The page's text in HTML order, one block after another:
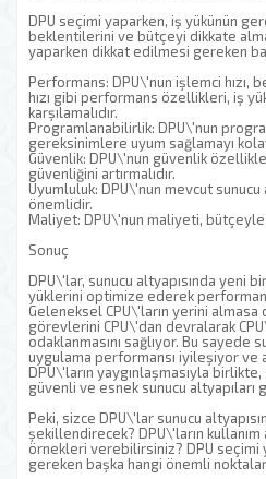
DPU seçimi yaparken, iş yükünün
beklentilerini ve bütçeyi dikkate
yaparken dikkat edilmesi gereken
Performans: DPU\'nun işlemci hızı,
hızı gibi performans özellikleri, iş
karşılamalıdır.
Programlanabilirlik: DPU\'nun
gereksinimlere uyum sağlamayı
Güvenlik: DPU\'nun güvenlik
güvenliğini artırmalıdır.
Uyumluluk: DPU\'nun mevcut sunucu
önemlidir.
Maliyet: DPU\'nun maliyeti, bütçeyle
Sonuç
DPU\'lar, sunucu altyapısında yeni
yüklerini optimize ederek
Geleneksel CPU\'ların yerini almasa
görevlerini CPU\'dan devralarak
odaklanmasını sağlıyor. Bu sayede
uygulama performansı iyileşiyor ve
DPU\'ların yaygınlaşmasıyla
güvenli ve esnek sunucu altyapıları
Peki, sizce DPU\'lar sunucu
şekillendirecek? DPU\'ların kullanım
örnekleri verebilirsiniz? DPU seçimi
gereken başka hangi önemli